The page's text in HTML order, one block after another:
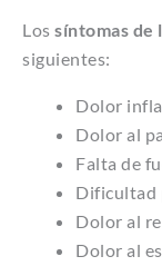
Los síntomas de
siguientes:
Dolor
Dolor al
Falta de
Dificultad
Dolor al
Dolor al